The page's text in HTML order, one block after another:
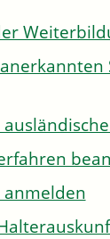
anmelden